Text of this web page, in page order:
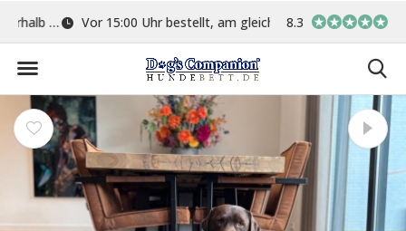
Vor 15:00 Uhr bestellt, am gleichen Tag versand In eigener
8.3